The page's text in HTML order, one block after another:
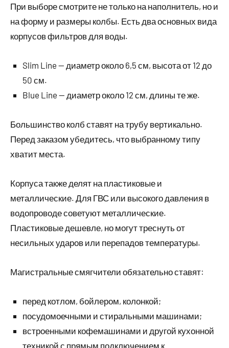
При выборе смотрите не только на наполнитель, но и
на форму и размеры колбы. Есть два основных вида
корпусов фильтров для воды.
Slim Line — диаметр около 6,5 см, высота от 12 до
50 см.
Blue Line — диаметр около 12 см, длины те же.
Большинство колб ставят на трубу вертикально.
Перед заказом убедитесь, что выбранному типу
хватит места.
Корпуса также делят на пластиковые и
металлические. Для ГВС или высокого давления в
водопроводе советуют металлические.
Пластиковые дешевле, но могут треснуть от
несильных ударов или перепадов температуры.
Магистральные смягчители обязательно ставят:
перед котлом, бойлером, колонкой;
посудомоечными и стиральными машинами;
встроенными кофемашинами и другой кухонной
техникой с прямым подключением к